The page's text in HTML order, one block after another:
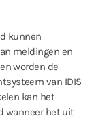
kunnen
meldingen en
worden de
van IDIS
kan het
wanneer het uit